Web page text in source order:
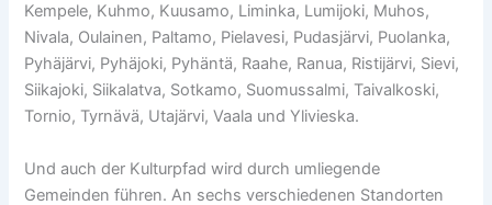
Kempele, Kuhmo, Kuusamo, Liminka, Lumijoki, Muhos,
Nivala, Oulainen, Paltamo, Pielavesi, Pudasjärvi, Puolanka,
Pyhäjärvi, Pyhäjoki, Pyhäntä, Raahe, Ranua, Ristijärvi, Sievi,
Siikajoki, Siikalatva, Sotkamo, Suomussalmi, Taivalkoski,
Tornio, Tyrnävä, Utajärvi, Vaala und Ylivieska.
Und auch der Kulturpfad wird durch umliegende
Gemeinden führen. An sechs verschiedenen Standorten